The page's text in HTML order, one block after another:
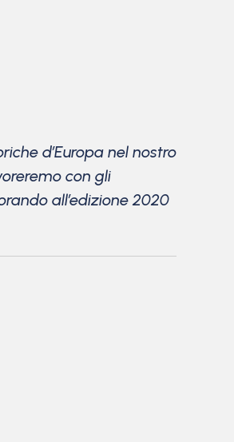
d’Europa nel nostro
con gli
all’edizione 2020